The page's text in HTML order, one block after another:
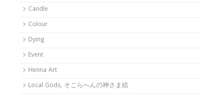
Candle
Colour
Dying
Event
Henna Art
Local Gods, そこらへんの神さま絵